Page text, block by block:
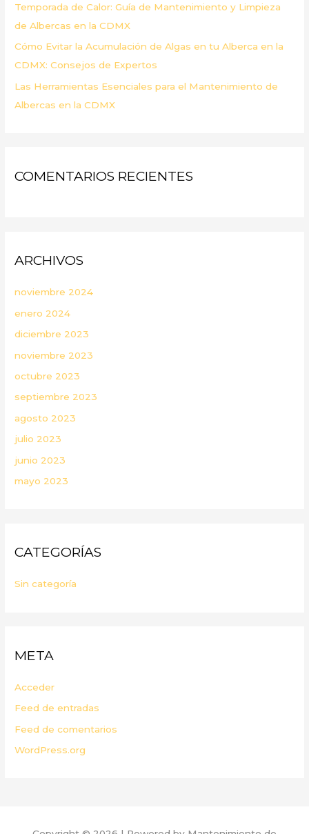
Temporada de Calor: Guía de Mantenimiento y Limpieza
de Albercas en la CDMX
Cómo Evitar la Acumulación de Algas en tu Alberca en la
CDMX: Consejos de Expertos
Las Herramientas Esenciales para el Mantenimiento de
Albercas en la CDMX
COMENTARIOS RECIENTES
ARCHIVOS
noviembre 2024
enero 2024
diciembre 2023
noviembre 2023
octubre 2023
septiembre 2023
agosto 2023
julio 2023
junio 2023
mayo 2023
CATEGORÍAS
Sin categoría
META
Acceder
Feed de entradas
Feed de comentarios
WordPress.org